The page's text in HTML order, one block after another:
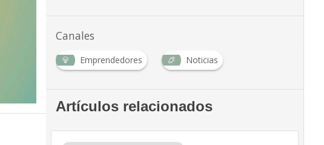
Canales
Emprendedores Noticias
Artículos relacionados